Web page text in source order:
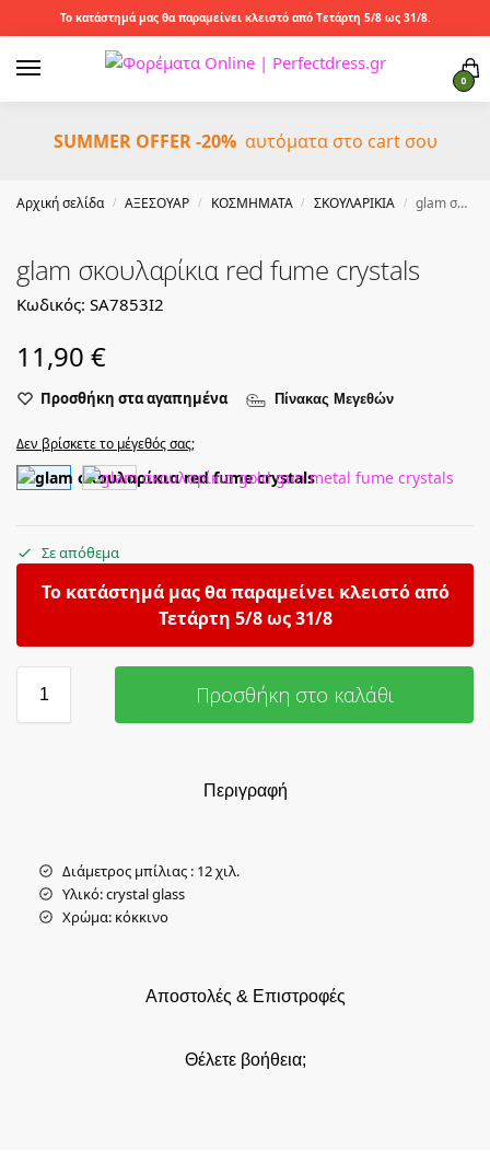
Το κατάστημά μας θα παραμείνει κλειστό από Τετάρτη 5/8 ως 31/8.
0
SUMMER OFFER -20%αυτόματα στο cart σου
Αρχική σελίδα / ΑΞΕΣΟΥΑΡ / ΚΟΣΜΗΜΑΤΑ / ΣΚΟΥΛΑΡΙΚΙΑ / glam σκουλαρίκια red fume crystals
glam σκουλαρίκια red fume crystals
Κωδικός: SA7853I2
11,90 €
Προσθήκη στα αγαπημένα Πίνακας Μεγεθών
Δεν βρίσκετε το μέγεθός σας;
Σε απόθεμα
Το κατάστημά μας θα παραμείνει κλειστό από
Τετάρτη 5/8 ως 31/8
Προσθήκη στο καλάθι
Περιγραφή
Αποστολές & Επιστροφές
Θέλετε βοήθεια;
Διάμετρος μπίλιας : 12 χιλ.
Υλικό: crystal glass
Χρώμα: κόκκινο